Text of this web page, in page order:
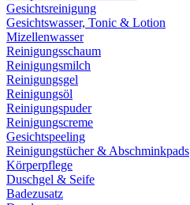
Gesichtsreinigung
Gesichtswasser, Tonic & Lotion
Mizellenwasser
Reinigungsschaum
Reinigungsmilch
Reinigungsgel
Reinigungsöl
Reinigungspuder
Reinigungscreme
Gesichtspeeling
Reinigungstücher & Abschminkpads
Körperpflege
Duschgel & Seife
Badezusatz